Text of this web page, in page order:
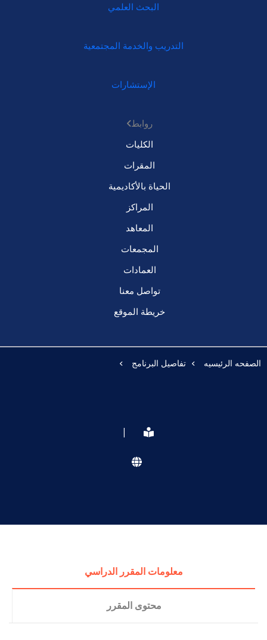
البحث العلمي
التدريب والخدمة المجتمعية
الإستشارات
روابط
الكليات
المقرات
الحياة بالأكاديمية
المراكز
المعاهد
المجمعات
العمادات
تواصل معنا
خريطة الموقع
الصفحه الرئيسيه تفاصيل البرنامج
|
معلومات المقرر الدراسي
محتوى المقرر